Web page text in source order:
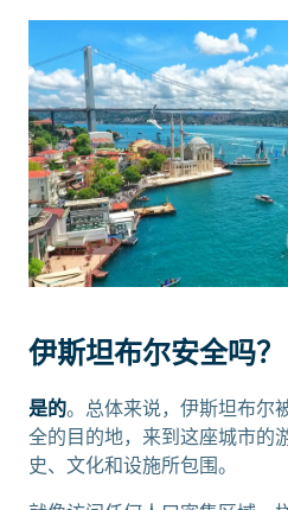
伊斯坦布尔安全吗？
是的。总体来说，伊斯坦布尔
全的目的地，来到这座城市的
史、文化和设施所包围。